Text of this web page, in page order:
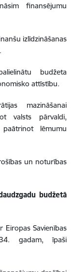
finansējumu
izlīdzināšanas
budžeta
attīstību.
mazināšanai
valsts pārvaldi,
lēmumu
un noturības
budžetā
Eiropas Savienības
gadam, īpaši